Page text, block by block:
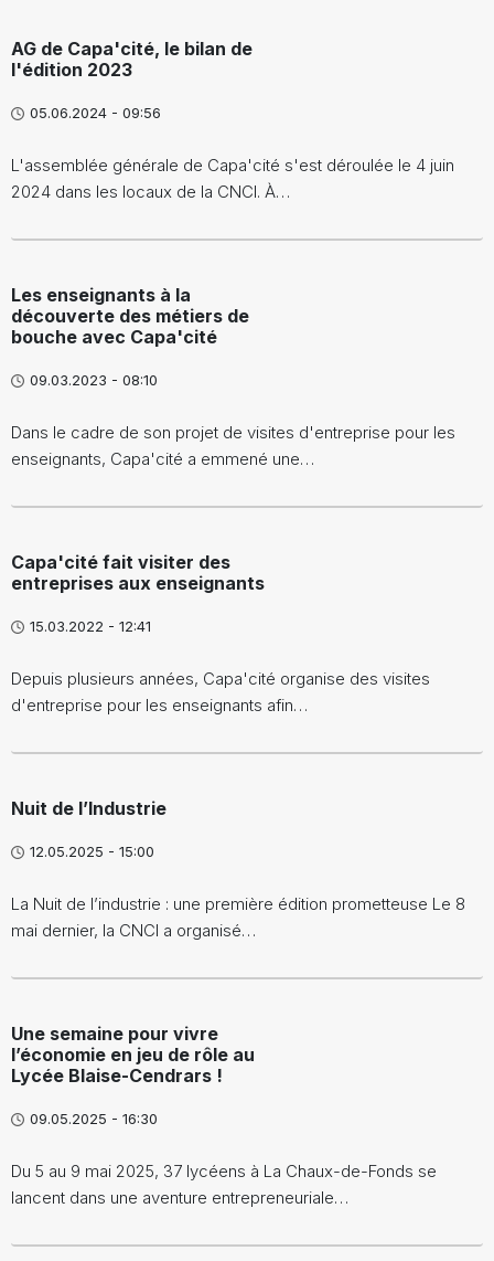
AG de Capa'cité, le bilan de
l'édition 2023
05.06.2024 - 09:56
L'assemblée générale de Capa'cité s'est déroulée le 4 juin
2024 dans les locaux de la CNCI. À…
Les enseignants à la
découverte des métiers de
bouche avec Capa'cité
09.03.2023 - 08:10
Dans le cadre de son projet de visites d'entreprise pour les
enseignants, Capa'cité a emmené une…
Capa'cité fait visiter des
entreprises aux enseignants
15.03.2022 - 12:41
Depuis plusieurs années, Capa'cité organise des visites
d'entreprise pour les enseignants afin…
Nuit de l’Industrie
12.05.2025 - 15:00
La Nuit de l’industrie : une première édition prometteuse Le 8
mai dernier, la CNCI a organisé…
Une semaine pour vivre
l’économie en jeu de rôle au
Lycée Blaise-Cendrars !
09.05.2025 - 16:30
Du 5 au 9 mai 2025, 37 lycéens à La Chaux-de-Fonds se
lancent dans une aventure entrepreneuriale…